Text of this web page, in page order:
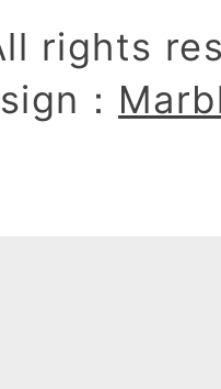
rights
：